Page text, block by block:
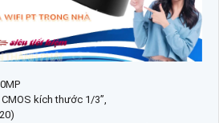
kích thước 1/3”,